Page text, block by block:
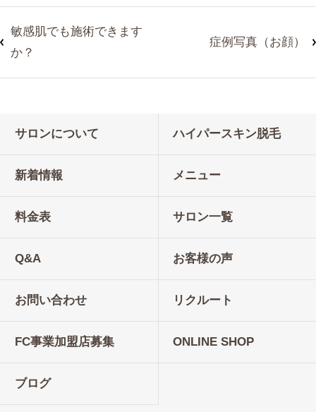
敏感肌でも施術できます
か？
症例写真（お顔）
サロンについて ハイパースキン脱毛
新着情報 メニュー
料金表 サロン一覧
Q&A お客様の声
お問い合わせ リクルート
FC事業加盟店募集 ONLINE SHOP
ブログ